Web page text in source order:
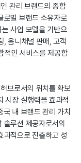
관리 브랜드의 종합
로벌 브랜드 소유자로
사업 모델을 기반으
, 옴니채널 판매, 고객
적인 서비스를 제공합
브로서의 위치를 확보
시장 실행력을 효과적
내 브랜드 관리 가치
루션 제공자로서의
과적으로 진출하고 성